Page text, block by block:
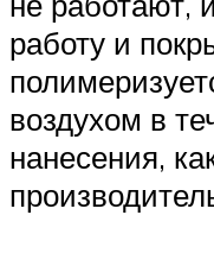
работу и
воздухом в
нанесения,